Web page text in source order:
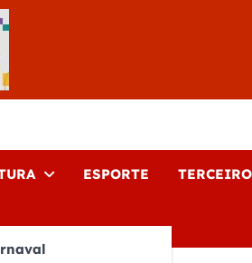
ESPORTE